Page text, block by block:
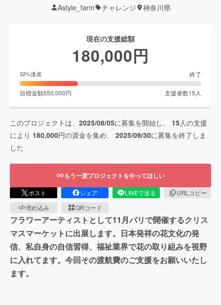
Astyle_farm チャレンジ 神奈川県
現在の支援総額
180,000円
32%達成 終了
目標金額550,000円 支援者数15 人
このプロジェクトは、 2025/08/05に募集を開始し、 15人の支援
により 180,000円の資金を集め、 2025/09/30に募集を終了しま
した
もう一度プロジェクトをやってほしい
ポスト シェア LINEで送る
URLコピー
埋め込み
QRコード
フラワーアーティストとして11月パリで開催するクリス
マスマーケットに出展します。日本発祥の花文化の発
信、私自身の自信習得、福祉業界で花の取り組みを視野
に入れてます。今回その渡航費のご支援をお願いいたし
ます。